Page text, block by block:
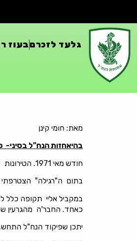
גלעד לזכרםבעוז
מאת: חומי קינן
בהיאחזות הנח"ל בסיני-
חודש מאי 1971. הטירונות סוף סוף הסתיימה לאחר המתנה ארוכה וללא תקלות. לא, מה פתאום ? בשום אופן לא קיבלתי חניך מצטיין פלוגתי. רחוק מזה.
בתום ה"רגילה" הצטרפתי
במקביל אליי תקופה כלל
כאחד. החבר'ה מהגרעין
יתכן שפיקוד הנח"ל